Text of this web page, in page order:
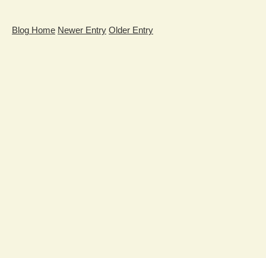
Blog Home Newer Entry Older Entry